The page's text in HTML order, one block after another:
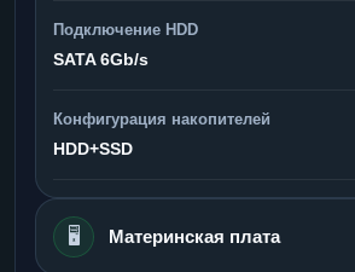
Подключение HDD
SATA 6Gb/s
Конфигурация накопителей
HDD+SSD
🖥️ Материнская плата